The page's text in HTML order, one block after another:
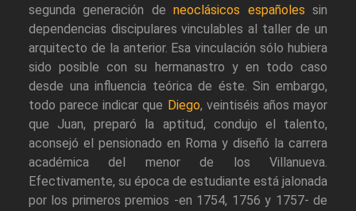
segunda generación deneoclásicos españoles sin
dependencias discipulares vinculables al taller de un
arquitecto de la anterior. Esa vinculación sólo hubiera
sido posible con su hermanastro y en todo caso
desde una influencia teórica de éste. Sin embargo,
todo parece indicar que Diego, veintiséis años mayor
que Juan, preparó la aptitud, condujo el talento,
aconsejó el pensionado en Roma y diseñó la carrera
académica del menor de los Villanueva.
Efectivamente, su época de estudiante está jalonada
por los primeros premios -en 1754, 1756 y 1757- de